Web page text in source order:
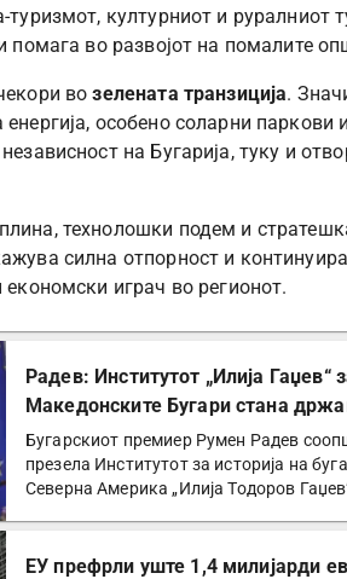
туризмот, културниот и руралниот
помага во развојот на помалите
возелената транзиција.
особено соларни паркови
на Бугарија, туку и
технолошки подем и
силна отпорност и
играч во регионот.
Радев: Институтот „Илија Гаџев“
Македонските Бугари стана
Бугарскиот премиер Румен Радев
презела Институтот за историја на
Северна Америка „Илија Тодоров
ЕУ префрли уште 1,4 милијарди